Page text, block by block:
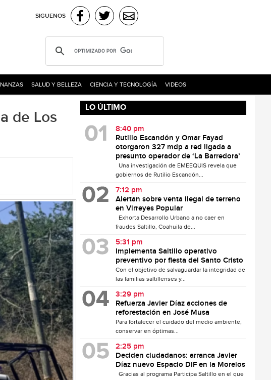
SIGUENOS
SALUD Y BELLEZA CIENCIA Y TECNOLOGÍA VIDEOS
de Los
LO ÚLTIMO
8:40 pm
Rutilio Escandón y Omar Fayad
otorgaron 327 mdp a red ligada a
presunto operador de ‘La Barredora’
Una investigación de EMEEQUIS revela que
gobiernos de Rutilio Escandón...
7:12 pm
Alertan sobre venta ilegal de terreno
en Virreyes Popular
Exhorta Desarrollo Urbano a no caer en
fraudes Saltillo, Coahuila de...
5:31 pm
Implementa Saltillo operativo
preventivo por fiesta del Santo Cristo
Con el objetivo de salvaguardar la integridad de
las familias saltillenses y...
3:29 pm
Refuerza Javier Díaz acciones de
reforestación en José Musa
Para fortalecer el cuidado del medio ambiente,
conservar en óptimas...
2:25 pm
Deciden ciudadanos: arranca Javier
Díaz nuevo Espacio DIF en la Morelos
Gracias al programa Participa Saltillo en el que